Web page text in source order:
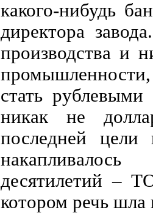
какого-нибудь
директора
производства и
стать
никак не
последней
десятилетий
котором речь